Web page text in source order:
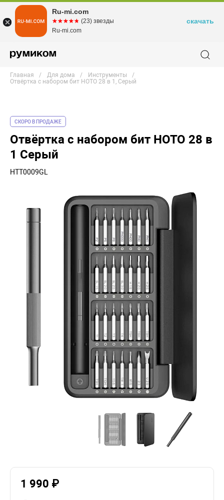
Главная Для дома
Инструменты
Отвёртка с набором бит HOTO 28 в 1, Серый
СКОРО В ПРОДАЖЕ
Отвёртка с набором бит HOTO 28 в
1 Серый
HTT0009GL
1 990 ₽
Ru-mi.com
☆☆☆☆☆
★★★★★ (23) звезды
Ru-mi.com
скачать